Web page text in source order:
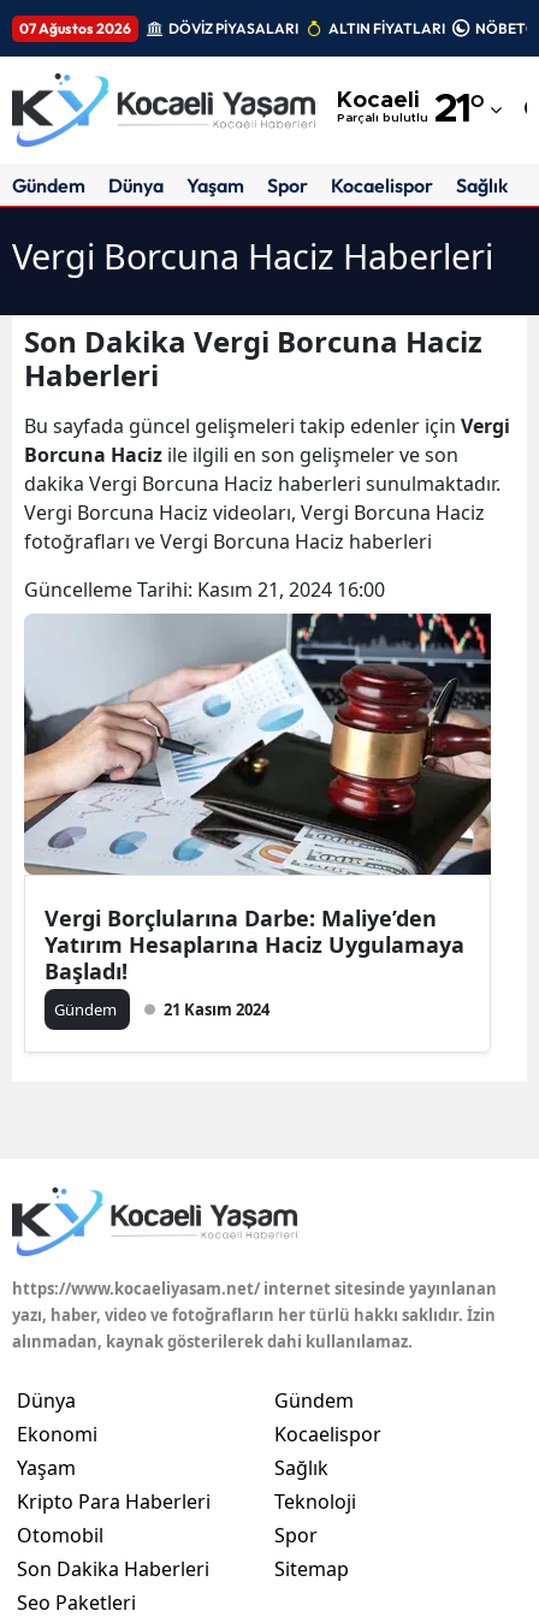
07 Ağustos 2026 DÖVİZ PİYASALARI ALTIN FİYATLARI
Kocaeli
Parçalı bulutlu 21°
Adıyaman
Amasya
Ankara
Artvin
Aydın
Balıkesir
Bingöl
Bitlis
Bolu
Burdur
Bursa
Çanakkale
Çankırı
Çorum
Diyarbakır
Eskişehir
Gaziantep
Gündem Dünya Yaşam Spor Kocaelispor Sağlık
Vergi Borcuna Haciz Haberleri
Son Dakika Vergi Borcuna Haciz
Haberleri
Bu sayfada güncel gelişmeleri takip edenler için Vergi
Borcuna Haciz ile ilgili en son gelişmeler ve son
dakika Vergi Borcuna Haciz haberleri sunulmaktadır.
Vergi Borcuna Haciz videoları, Vergi Borcuna Haciz
fotoğrafları ve Vergi Borcuna Haciz haberleri
Güncelleme Tarihi: Kasım 21, 2024 16:00
Vergi Borçlularına Darbe: Maliye’den
Yatırım Hesaplarına Haciz Uygulamaya
Başladı!
Gündem 21 Kasım 2024
https://www.kocaeliyasam.net/ internet sitesinde yayınlanan
yazı, haber, video ve fotoğrafların her türlü hakkı saklıdır. İzin
alınmadan, kaynak gösterilerek dahi kullanılamaz.
Dünya
Ekonomi
Yaşam
Kripto Para Haberleri
Otomobil
Son Dakika Haberleri
Seo Paketleri
Gündem
Kocaelispor
Sağlık
Teknoloji
Spor
Sitemap